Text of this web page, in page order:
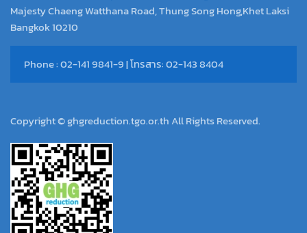
Majesty Chaeng Watthana Road, Thung Song Hong,Khet Laksi
Bangkok 10210
Phone : 02-141 9841-9 | โทรสาร: 02-143 8404
Copyright © ghgreduction.tgo.or.th All Rights Reserved.